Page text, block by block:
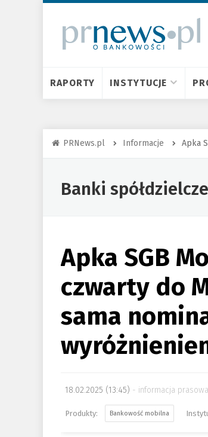
RAPORTY INSTYTUCJE
PRNews.pl Informacje Apka
Banki spółdzielcze
Apka SGB
czwarty do
sama
18.02.2025 (13:45) informacja prasowa
Bankowość mobilna